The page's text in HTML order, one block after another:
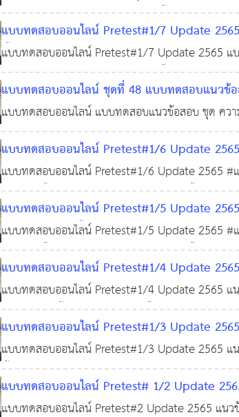
ปฏิบัติราชการ พร้อมใบเกียรติบัตร เนื้อหาแนวข้อส
(ฉบั
แบบทดสอบออนไลน์ Pretest#1/7 Update
พื้นฐานที่ใช้ในการปฏิบัติราชการ พร้อมใบเกียรติบั
แบบทดสอบออนไลน์ Pretest#1/7 Update 2565 แ
ปฏิบัติราชการ พร้อมใบเกียรติบัตร เนื้อหาแนวข้อส
ปกครองส่วนท้องถิ
แบบทดสอบออนไลน์ ชุดที่ 48 แบบทดสอบแนวข้อ
ข้อพร้อมใบเกียรติบัตร)
15 พ.ย. 2565 0
แบบทดสอบออนไลน์ แบบทดสอบแนวข้อสอบ ชุด ควา
บัตร)
แบบทดสอบออนไลน์ Pretest#1/6 Update
ที่ใช้ในการปฏิบัติราชการ พร้อมใบเกียรติบัตร
แบบทดสอบออนไลน์ Pretest#1/6 Update 2565 #
กฎหมายพื้นฐานที่ใช้ในการปฏิบัติราชการ เนื้อหาแ
องค์กรปก
แบบทดสอบออนไลน์ Pretest#1/5 Update
ก) วิชากฎหมายพื้นฐานที่ใช้ในการปฏิบัติราชการ พ
แบบทดสอบออนไลน์ Pretest#1/5 Update 2565 #
กฎหมายพื้นฐานที่ใช้ในการปฏิบัติราชการ เนื้อหาแน
บัญญัต
แบบทดสอบออนไลน์ Pretest#1/4 Update
พร้อมใบเกียรติบัตร
10 พ.ค. 2565 0 3,001
แบบทดสอบออนไลน์ Pretest#1/4 Update 2565 แ
เกียรติบัตร เนื้อหาแนวข้อสอบชุดนี้ ประกอบด้วย แน
ข้อสอบการสะ
แบบทดสอบออนไลน์ Pretest#1/3 Update
พร้อมใบเกียรติบัตร
06 พ.ค. 2565 0 3,495
แบบทดสอบออนไลน์ Pretest#1/3 Update 2565 แ
นี้ ประกอบด้วย แนวข้อสอบการอ่านจับใจความ แนวข้
ตามหลั
แบบทดสอบออนไลน์ Pretest# 1/2 Update
ใบเกียรติบัตร
02 พ.ค. 2565 0 2,982
แบบทดสอบออนไลน์ Pretest#2 Update 2565 แนว